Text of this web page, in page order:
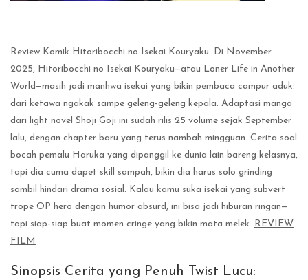
Review Komik Hitoribocchi no Isekai Kouryaku. Di November
2025, Hitoribocchi no Isekai Kouryaku—atau Loner Life in Another
World—masih jadi manhwa isekai yang bikin pembaca campur aduk:
dari ketawa ngakak sampe geleng-geleng kepala. Adaptasi manga
dari light novel Shoji Goji ini sudah rilis 25 volume sejak September
lalu, dengan chapter baru yang terus nambah mingguan. Cerita soal
bocah pemalu Haruka yang dipanggil ke dunia lain bareng kelasnya,
tapi dia cuma dapet skill sampah, bikin dia harus solo grinding
sambil hindari drama sosial. Kalau kamu suka isekai yang subvert
trope OP hero dengan humor absurd, ini bisa jadi hiburan ringan—
tapi siap-siap buat momen cringe yang bikin mata melek. REVIEW
FILM
Sinopsis Cerita yang Penuh Twist Lucu: